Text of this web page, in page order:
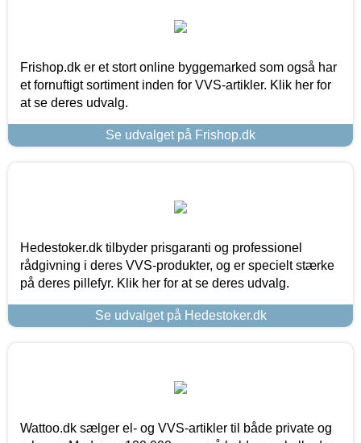
Frishop.dk er et stort online byggemarked som også har
et fornuftigt sortiment inden for VVS-artikler. Klik her for
at se deres udvalg.
Se udvalget på Frishop.dk
Hedestoker.dk tilbyder prisgaranti og professionel
rådgivning i deres VVS-produkter, og er specielt stærke
på deres pillefyr. Klik her for at se deres udvalg.
Se udvalget på Hedestoker.dk
Wattoo.dk sælger el- og VVS-artikler til både private og